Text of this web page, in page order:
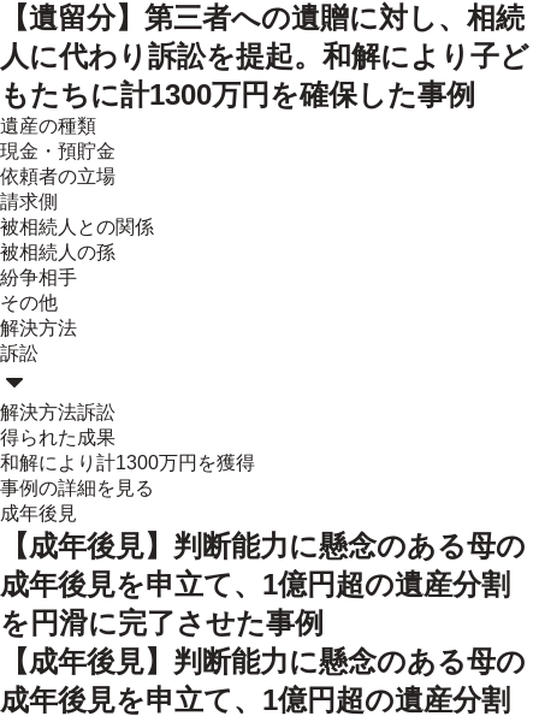
【遺留分】第三者への遺贈に対し、相続
人に代わり訴訟を提起。和解により子ど
もたちに計1300万円を確保した事例
遺産の種類
現金・預貯金
依頼者の立場
請求側
被相続人との関係
被相続人の孫
紛争相手
その他
解決方法
訴訟
解決方法訴訟
得られた成果
和解により計1300万円を獲得
事例の詳細を見る
成年後見
【成年後見】判断能力に懸念のある母の
成年後見を申立て、1億円超の遺産分割
を円滑に完了させた事例
【成年後見】判断能力に懸念のある母の
成年後見を申立て、1億円超の遺産分割